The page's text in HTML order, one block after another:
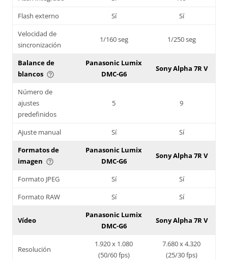
Flash externo
Sí
Sí
Velocidad de
sincronización
1/160 seg 1/250 seg
Balance de
blancos help_outline
Panasonic Lumix
DMC-G6
Sony Alpha 7R V
Número de
ajustes
predefinidos
5 9
Ajuste manual Sí
Sí
Formatos de
imagen help_outline
Panasonic Lumix
DMC-G6
Sony Alpha 7R V
Formato JPEG Sí
Sí
Formato RAW
Sí Sí
Vídeo
Panasonic Lumix
DMC-G6
Sony Alpha 7R V
Resolución
1.920 x 1.080
(50/60 fps)
7.680 x 4.320
(25/30 fps)